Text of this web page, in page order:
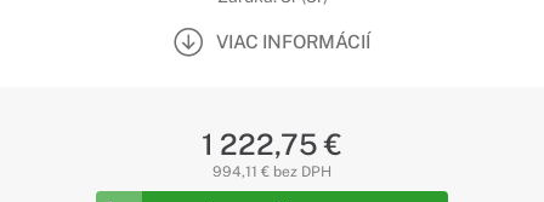
VIAC INFORMÁCIÍ
1 222,75 €
994,11 € bez DPH